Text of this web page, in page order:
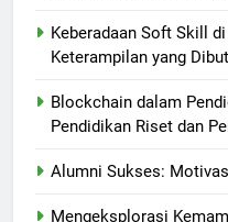
Keberadaan Soft Skill
Keterampilan yang
Blockchain dalam
Pendidikan Riset dan
Alumni Sukses:
Mengeksplorasi